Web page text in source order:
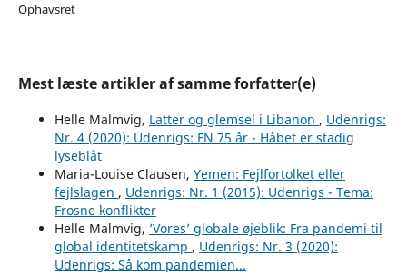
Ophavsret
Mest læste artikler af samme forfatter(e)
Helle Malmvig, Latter og glemsel i Libanon , Udenrigs:
Nr. 4 (2020): Udenrigs: FN 75 år - Håbet er stadig
lyseblåt
Maria-Louise Clausen, Yemen: Fejlfortolket eller
fejlslagen , Udenrigs: Nr. 1 (2015): Udenrigs - Tema:
Frosne konflikter
Helle Malmvig, ’Vores’ globale øjeblik: Fra pandemi til
global identitetskamp , Udenrigs: Nr. 3 (2020):
Udenrigs: Så kom pandemien...